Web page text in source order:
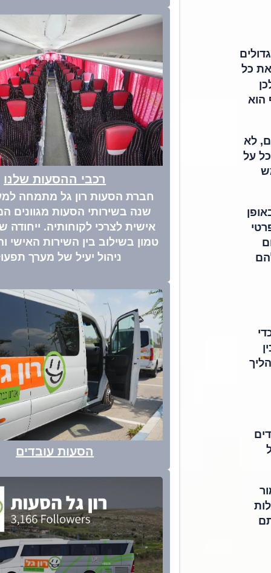
כל
הוא
לא
על
רכבי ההסעות שלנו
שנה בשירותי הסעות מגוונים
אישית לצרכי לקוחותיה.
טמון בשילוב בין השירות האישי
ניהול יעיל של מערך
הסעות עובדים